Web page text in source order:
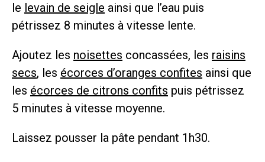
le levain de seigle ainsi que l’eau puis
pétrissez 8 minutes à vitesse lente.
Ajoutez les noisettes concassées, les raisins
secs, les écorces d’oranges confites ainsi que
les écorces de citrons confits puis pétrissez
5 minutes à vitesse moyenne.
Laissez pousser la pâte pendant 1h30.